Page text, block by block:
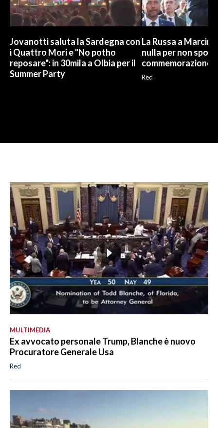
Jovanotti saluta la Sardegna con
i Quattro Mori e "No potho
reposare": in 30mila a Olbia per il
Summer Party
La Russa a
nulla per non
commemorazione
Red
MULTIMEDIA
Ex avvocato personale Trump, Blanche è nuovo
Procuratore Generale Usa
Red